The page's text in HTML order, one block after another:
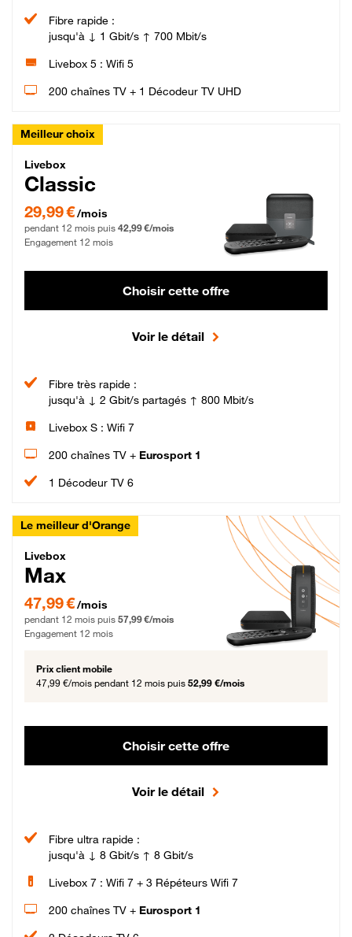
Fibre rapide :
jusqu'à ↓ 1 Gbit/s ↑ 700 Mbit/s
Livebox 5 : Wifi 5
200 chaînes TV + 1 Décodeur TV UHD
Meilleur choix
Livebox Classic Fibre
Livebox
Classic
29,99 € par mois pendant 12 mois puis 42,99 € par mois, Engagement 12 mois
29,99 €/mois
pendant 12 mois puis 42,99 €/mois
Engagement 12 mois
Choisir cette offre
Voir le détail
Fibre très rapide :
jusqu'à ↓ 2 Gbit/s partagés ↑ 800 Mbit/s
Livebox S : Wifi 7
200 chaînes TV + Eurosport 1
1 Décodeur TV 6
Le meilleur d'Orange
Livebox Max Fibre
Livebox
Max
47,99 € par mois pendant 12 mois puis 57,99 € par mois, Engagement 12 mois
47,99 €/mois
pendant 12 mois puis 57,99 €/mois
Engagement 12 mois
Prix client mobile
47,99 €/mois pendant 12 mois puis 52,99 €/mois
Choisir cette offre
Voir le détail
Fibre ultra rapide :
jusqu'à ↓ 8 Gbit/s ↑ 8 Gbit/s
Livebox 7 : Wifi 7 + 3 Répéteurs Wifi 7
200 chaînes TV + Eurosport 1